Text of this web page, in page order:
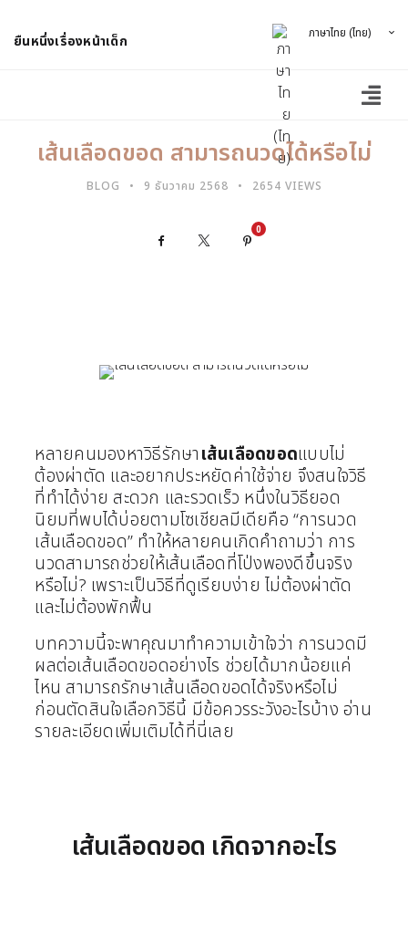
ยืนหนึ่งเรื่องหน้าเด็ก ภาษาไทย (ไทย)
เส้นเลือดขอด สามารถนวดได้หรือไม่
9 ธันวาคม 2568
BLOG 2654 VIEWS
Facebook
0
หลายคนมองหาวิธีรักษาเส้นเลือดขอดแบบไม่
ต้องผ่าตัด และอยากประหยัดค่าใช้จ่าย จึงสนใจวิธี
ที่ทำได้ง่าย สะดวก และรวดเร็ว หนึ่งในวิธียอด
นิยมที่พบได้บ่อยตามโซเชียลมีเดียคือ “การนวด
เส้นเลือดขอด” ทำให้หลายคนเกิดคำถามว่า การ
นวดสามารถช่วยให้เส้นเลือดที่โป่งพองดีขึ้นจริง
หรือไม่? เพราะเป็นวิธีที่ดูเรียบง่าย ไม่ต้องผ่าตัด
และไม่ต้องพักฟื้น
บทความนี้จะพาคุณมาทำความเข้าใจว่า การนวดมี
ผลต่อเส้นเลือดขอดอย่างไร ช่วยได้มากน้อยแค่
ไหน สามารถรักษาเส้นเลือดขอดได้จริงหรือไม่
ก่อนตัดสินใจเลือกวิธีนี้ มีข้อควรระวังอะไรบ้าง อ่าน
รายละเอียดเพิ่มเติมได้ที่นี่เลย
เส้นเลือดขอด เกิดจากอะไร